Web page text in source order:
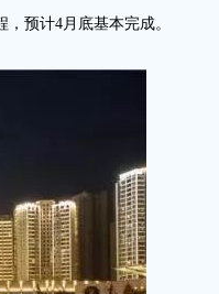
预计4月底基本完成。